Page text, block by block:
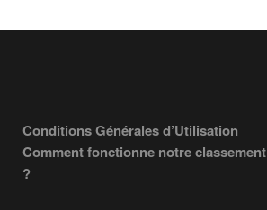
Conditions Générales d’Utilisation
Comment fonctionne notre classement
?